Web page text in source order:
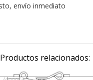
envío inmediato
Productos relacionados: